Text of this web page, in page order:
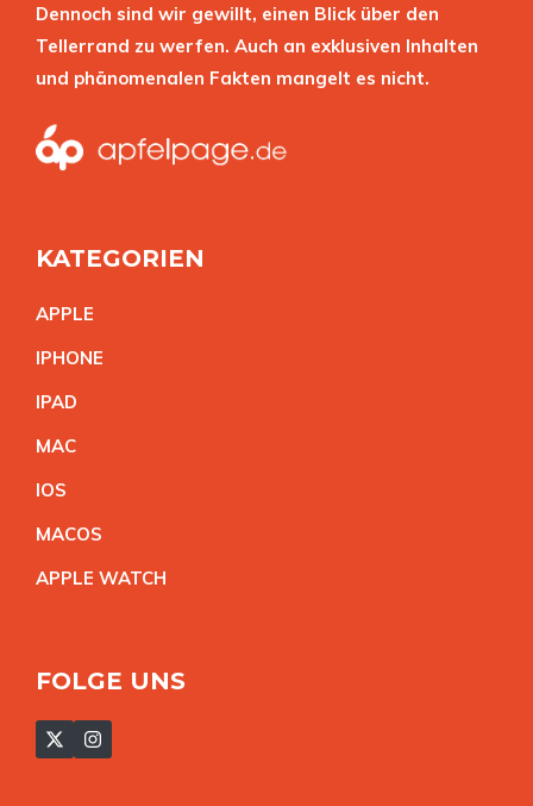
Dennoch sind wir gewillt, einen Blick über den
Tellerrand zu werfen. Auch an exklusiven Inhalten
und phänomenalen Fakten mangelt es nicht.
KATEGORIEN
APPLE
IPHONE
IPAD
MAC
IOS
MACOS
APPLE WATCH
FOLGE UNS